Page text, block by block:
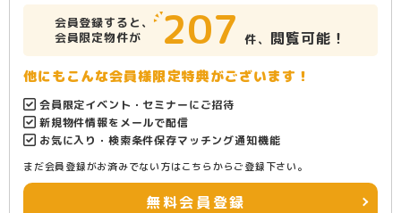
会員登録すると、
会員限定物件が
207 件、 閲覧可能！
他にもこんな会員様限定特典がございます！
会員限定イベント・セミナーにご招待
新規物件情報をメールで配信
お気に入り・検索条件保存マッチング通知機能
まだ会員登録がお済みでない方はこちらからご登録下さい。
無料会員登録